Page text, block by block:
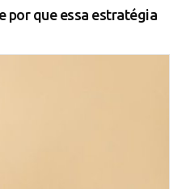
por que essa estratégia